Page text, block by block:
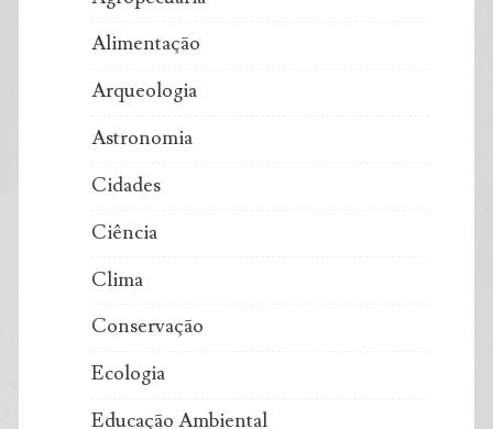
Alimentação
Arqueologia
Astronomia
Cidades
Ciência
Clima
Conservação
Ecologia
Educação Ambiental